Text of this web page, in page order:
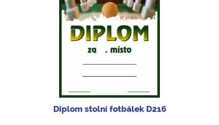
Diplom stolní fotbálek D216